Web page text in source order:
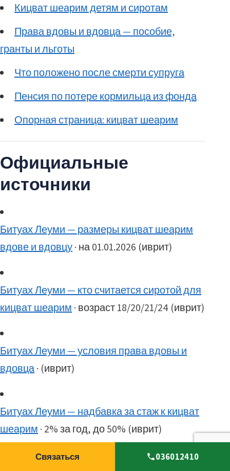
Кицват шеарим детям и сиротам
Права вдовы и вдовца — пособие,
гранты и льготы
Что положено после смерти супруга
Пенсия по потере кормильца из фонда
Опорная страница: кицват шеарим
Официальные
источники
Битуах Леуми — размеры кицват шеарим
вдове и вдовцу· на 01.01.2026 (иврит)
Битуах Леуми — кто считается сиротой для
кицват шеарим · возраст 18/20/21/24 (иврит)
Битуах Леуми — условия права вдовы и
вдовца· (иврит)
Битуах Леуми — надбавка за стаж к кицват
шеарим · 2% за год, до 50% (иврит)
Связаться 036012410